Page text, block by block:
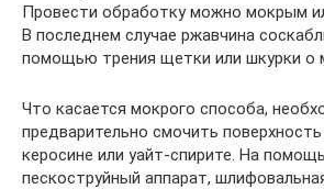
Провести обработку можно мокрым
В последнем случае ржавчина
помощью трения щетки или шкурки о
Что касается мокрого способа,
предварительно смочить
керосине или уайт-спирите. На
пескоструйный аппарат,